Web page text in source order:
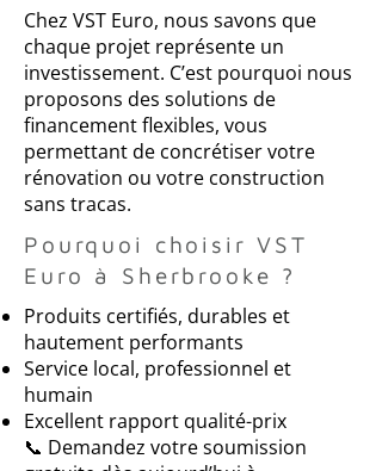
Chez VST Euro, nous savons que
chaque projet représente un
investissement. C’est pourquoi nous
proposons des solutions de
financement flexibles, vous
permettant de concrétiser votre
rénovation ou votre construction
sans tracas.
Pourquoi choisir VST
Euro à Sherbrooke ?
Produits certifiés, durables et
hautement performants
Service local, professionnel et
humain
Excellent rapport qualité-prix
📞 Demandez votre soumission